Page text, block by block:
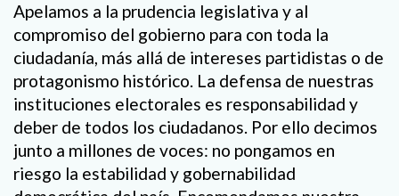
Apelamos a la prudencia legislativa y al
compromiso del gobierno para con toda la
ciudadanía, más allá de intereses partidistas o de
protagonismo histórico. La defensa de nuestras
instituciones electorales es responsabilidad y
deber de todos los ciudadanos. Por ello decimos
junto a millones de voces: no pongamos en
riesgo la estabilidad y gobernabilidad